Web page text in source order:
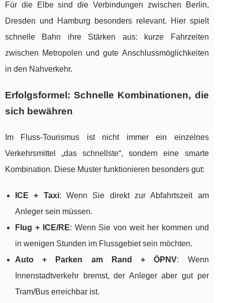
Für die Elbe sind die Verbindungen zwischen Berlin,
Dresden und Hamburg besonders relevant. Hier spielt
schnelle Bahn ihre Stärken aus: kurze Fahrzeiten
zwischen Metropolen und gute Anschlussmöglichkeiten
in den Nahverkehr.
Erfolgsformel: Schnelle Kombinationen, die
sich bewähren
Im Fluss-Tourismus ist nicht immer ein einzelnes
Verkehrsmittel „das schnellste“, sondern eine smarte
Kombination. Diese Muster funktionieren besonders gut:
ICE + Taxi: Wenn Sie direkt zur Abfahrtszeit am
Anleger sein müssen.
Flug + ICE/RE: Wenn Sie von weit her kommen und
in wenigen Stunden im Flussgebiet sein möchten.
Auto + Parken am Rand + ÖPNV: Wenn
Innenstadtverkehr bremst, der Anleger aber gut per
Tram/Bus erreichbar ist.